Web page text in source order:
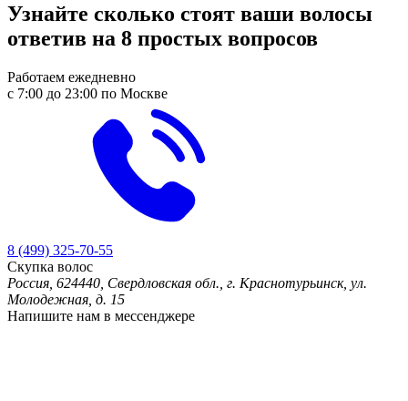
Узнайте сколько стоят ваши волосы
ответив на 8 простых вопросов
Работаем ежедневно
с 7:00 до 23:00 по Москве
8 (499) 325-70-55
Скупка волос
Россия, 624440, Свердловская обл., г. Краснотурьинск, ул.
Молодежная, д. 15
Напишите нам в мессенджере